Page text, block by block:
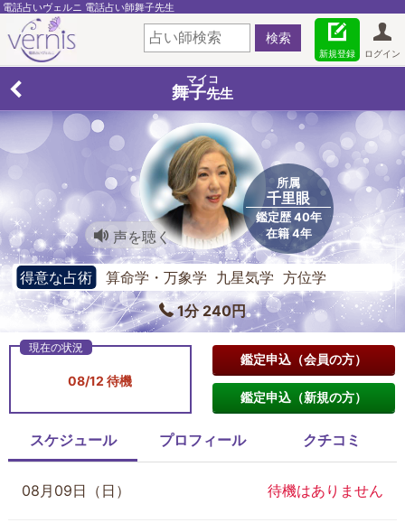
電話占いヴェルニ 電話占い師舞子先生
ログイン
新規登録
マイコ
舞子先生
所属
千里眼
鑑定歴 40年
在籍 4年
声を聴く
得意な占術
算命学・万象学 九星気学 方位学
1分 240円
08/12 待機
鑑定申込（会員の方）
鑑定申込（新規の方）
スケジュール プロフィール クチコミ
08月09日（日） 待機はありません